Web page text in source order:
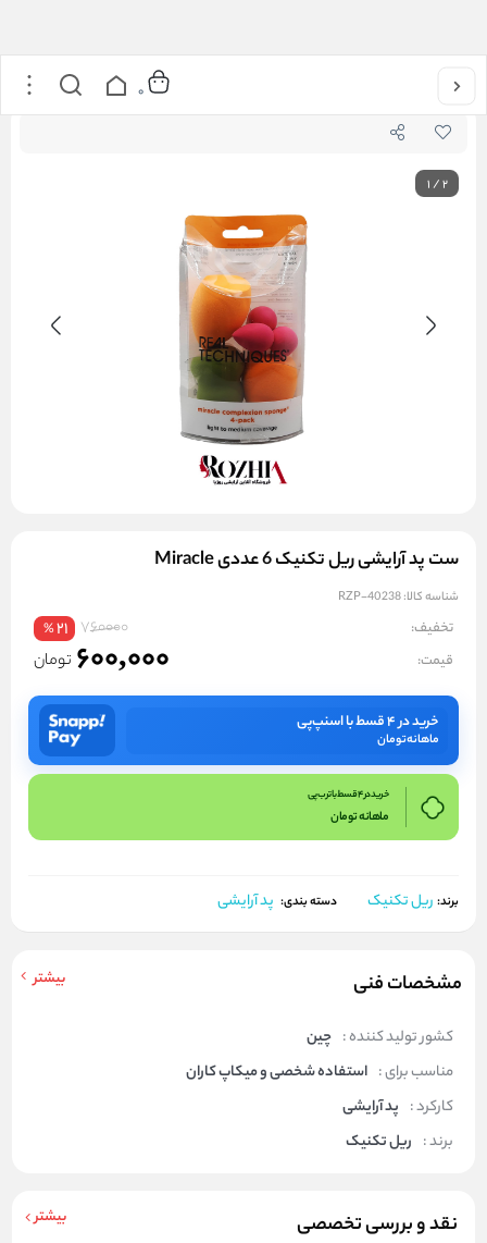
خانه ست پد آرایشی ریل تکنیک 6 عددی Miracle 0
1/2
ست پد آرایشی ریل تکنیک 6 عددی Miracle
شناسه کالا:RZP-40238
تخفیف: 760000
21
%
قیمت: 600,000 تومان
خرید در ۴ قسط با اسنپ‌پی
ماهانهتومان
خرید در 4 قسط با ترب پی
ماهانهتومان
برند: ریل تکنیک دسته بندی: پد آرایشی
مشخصات فنی بیشتر
کشور تولید کننده : چین
مناسب برای : استفاده شخصی و میکاپ کاران
کارکرد : پد آرایشی
برند : ریل تکنیک
نقد و بررسی تخصصی بیشتر